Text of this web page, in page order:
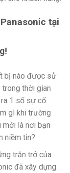
tại
bị nào được sử
thời gian
1 số sự cố.
gì khi trường
mới là nơi bạn
niềm tin?
trăn trở của
đã xây dựng